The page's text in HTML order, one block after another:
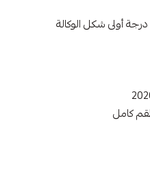
أولى شكل الوكالة
كامل